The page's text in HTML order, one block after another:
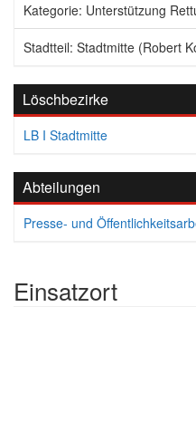
Kategorie: Unterstützung
Stadtteil: Stadtmitte (Robert
Löschbezirke
LB I Stadtmitte
Abteilungen
Presse- und
Einsatzort